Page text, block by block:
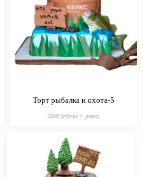
Торт рыбалка и охота-5
2000 руб/кг + декор